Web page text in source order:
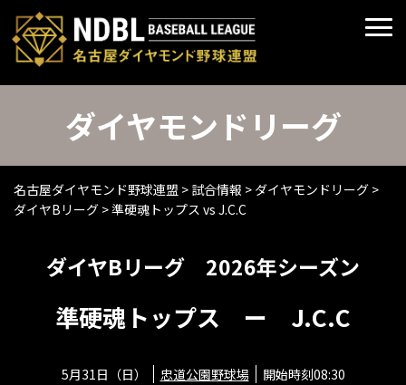
ダイヤモンドリーグ
名古屋ダイヤモンド野球連盟 > 試合情報 > ダイヤモンドリーグ >
ダイヤBリーグ >準硬魂トップス vs J.C.C
ダイヤBリーグ 2026年シーズン
準硬魂トップス ー J.C.C
5月31日（日） 忠道公園野球場 開始時刻08:30